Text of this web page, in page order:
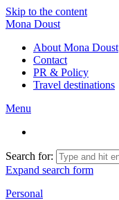
Skip to the content
Mona Doust
About Mona Doust
Contact
PR & Policy
Travel destinations
Menu
Search for:
Expand search form
Personal